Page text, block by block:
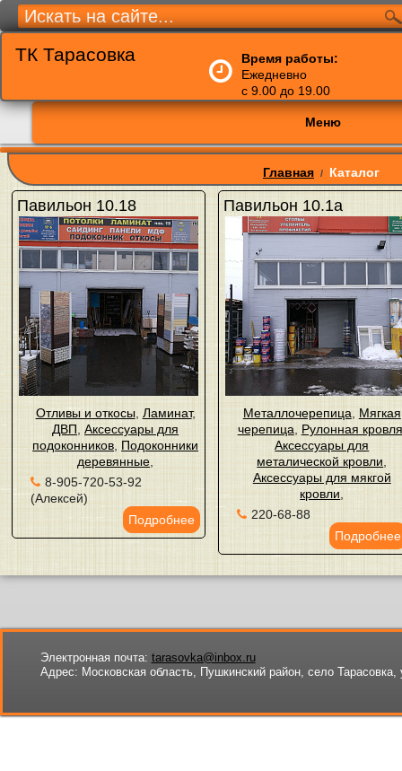
ТК Тарасовка
Время работы:
Ежедневно
с 9.00 до 19.00
Меню
Главная / Каталог
Павильон 10.18
Отливы и откосы, Ламинат,
ДВП ,Аксессуары для
подоконников Подоконники
деревянные
8-905-720-53-92
(Алексей)
Подробнее
Павильон 10.1а
Металлочерепица
Мягкая
черепица
Рулонная кровля
Аксессуары для
металической кровли
Аксессуары для мякгой
кровли
220-68-88
Подробнее
Электронная почта: tarasovka@inbox.ru
Адрес: Московская область, Пушкинский район, село